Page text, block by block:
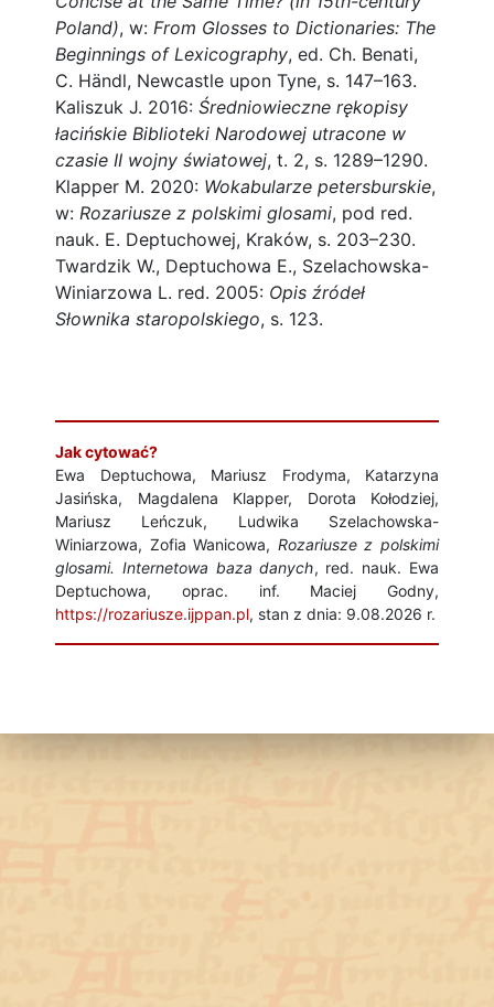
Poland), w: From Glosses to Dictionaries: The
Beginnings of Lexicography, ed. Ch. Benati,
C. Händl, Newcastle upon Tyne, s. 147–163.
Kaliszuk J. 2016: Średniowieczne rękopisy
łacińskie Biblioteki Narodowej utracone w
czasie II wojny światowej, t. 2, s. 1289–1290.
Klapper M. 2020: Wokabularze petersburskie,
w: Rozariusze z polskimi glosami, pod red.
nauk. E. Deptuchowej, Kraków, s. 203–230.
Twardzik W., Deptuchowa E., Szelachowska-
Winiarzowa L. red. 2005: Opis źródeł
Słownika staropolskiego, s. 123.
Jak cytować?
Ewa Deptuchowa, Mariusz Frodyma, Katarzyna
Jasińska, Magdalena Klapper, Dorota Kołodziej,
Mariusz Leńczuk, Ludwika Szelachowska-
Winiarzowa, Zofia Wanicowa, Rozariusze z polskimi
glosami. Internetowa baza danych, red. nauk. Ewa
Deptuchowa, oprac. inf. Maciej Godny,
https://rozariusze.ijppan.pl, stan z dnia: 9.08.2026 r.